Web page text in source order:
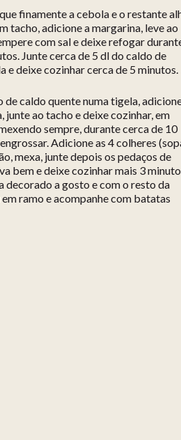
finamente a cebola e o restante
tacho, adicione a margarina, leve ao
com sal e deixe refogar
Junte cerca de 5 dl do caldo de
e deixe cozinhar cerca de 5 minutos.
de caldo quente numa tigela,
junte ao tacho e deixe cozinhar, em
sempre, durante cerca de 10
Adicione as 4 colheres
mexa, junte depois os pedaços de
bem e deixe cozinhar mais 3
decorado a gosto e com o resto da
ramo e acompanhe com batatas